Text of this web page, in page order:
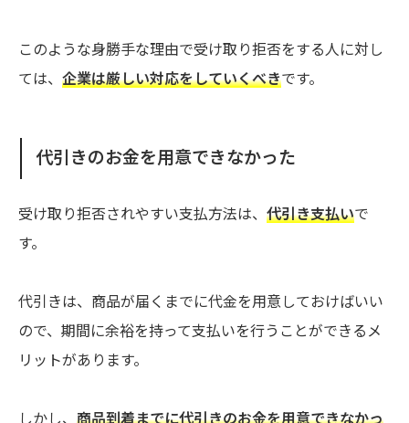
このような身勝手な理由で受け取り拒否をする人に対し
ては、 企業は厳しい対応をしていくべきです。
代引きのお金を用意できなかった
受け取り拒否されやすい支払方法は、 代引き支払いで
す。
代引きは、商品が届くまでに代金を用意しておけばいい
ので、期間に余裕を持って支払いを行うことができるメ
リットがあります。
しかし、 商品到着までに代引きのお金を用意できなかっ